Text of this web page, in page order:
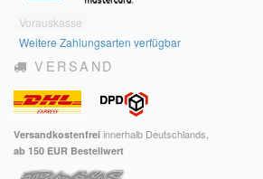
Vorauskasse
Weitere Zahlungsarten verfügbar
VERSAND
Versandkostenfrei innerhalb Deutschlands,
ab 150 EUR Bestellwert